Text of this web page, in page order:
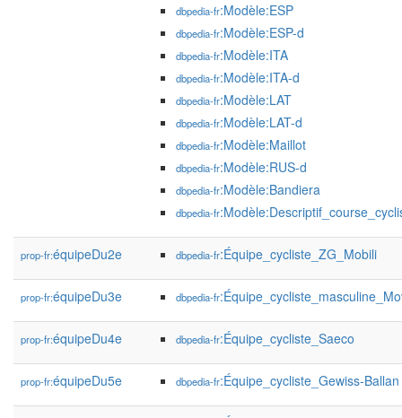
dbpedia-fr:Modèle:ESP
dbpedia-fr:Modèle:ESP-d
dbpedia-fr:Modèle:ITA
dbpedia-fr:Modèle:ITA-d
dbpedia-fr:Modèle:LAT
dbpedia-fr:Modèle:LAT-d
dbpedia-fr:Modèle:Maillot
dbpedia-fr:Modèle:RUS-d
dbpedia-fr:Modèle:Bandiera
dbpedia-fr
prop-fr:équipeDu2e dbpedia-fr:Équipe_cycliste_ZG_Mobili
prop-fr:équipeDu3e dbpedia-fr
prop-fr:équipeDu4e dbpedia-fr:Équipe_cycliste_Saeco
prop-fr:équipeDu5e dbpedia-fr:Équipe_cycliste_Gewiss-Ballan